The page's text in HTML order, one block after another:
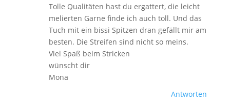
Tolle Qualitäten hast du ergattert, die leicht
melierten Garne finde ich auch toll. Und das
Tuch mit ein bissi Spitzen dran gefällt mir am
besten. Die Streifen sind nicht so meins.
Viel Spaß beim Stricken
wünscht dir
Mona
Antworten